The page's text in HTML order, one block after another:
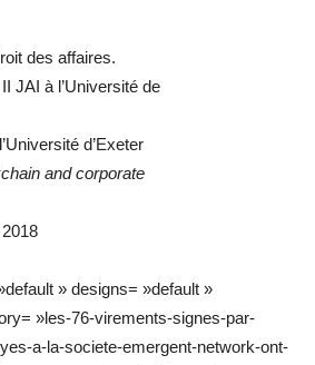
des affaires.
JAI à l’Université de
d’Exeter
and corporate
» designs= »default »
»les-76-virements-signes-par-
a-la-societe-emergent-network-ont-